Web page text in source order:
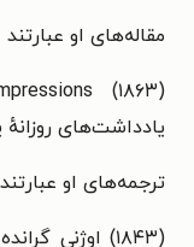
مقاله‌های او عبارتند
یادداشت‌های روزانهٔ یک
ترجمه‌های او